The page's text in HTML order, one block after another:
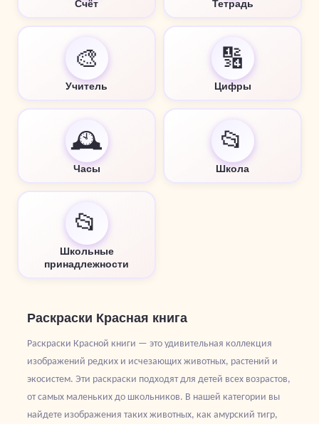
Счёт Тетрадь
🎨
Учитель
🔢
Цифры
🕰️
Часы
📂
Школа
📂
Школьные
принадлежности
Раскраски Красная книга
Раскраски Красной книги — это удивительная коллекция
изображений редких и исчезающих животных, растений и
экосистем. Эти раскраски подходят для детей всех возрастов,
от самых маленьких до школьников. В нашей категории вы
найдете изображения таких животных, как амурский тигр,